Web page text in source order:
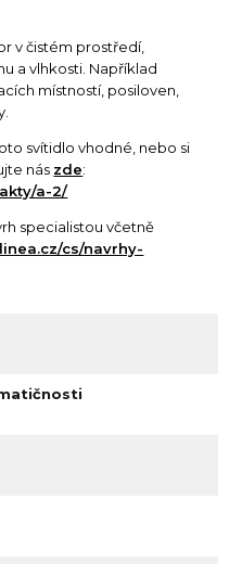
v čistém prostředí,
a vlhkosti. Například
místností, posiloven,
svítidlo vhodné, nebo si
nás zde:
a-2/
specialistou včetně
cs/navrhy-